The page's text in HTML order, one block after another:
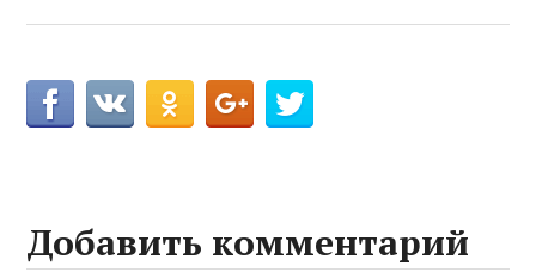
Добавить комментарий